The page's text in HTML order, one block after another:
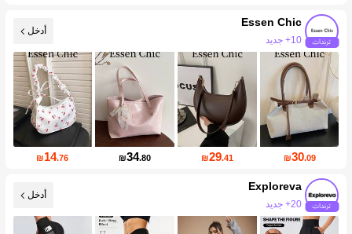
Essen Chic
زيادة المتابعين 92%
أدخل
₪30.09
₪29.41
₪34.80
₪14.76
Exploreva
زيادة المتابعين 34%
أدخل